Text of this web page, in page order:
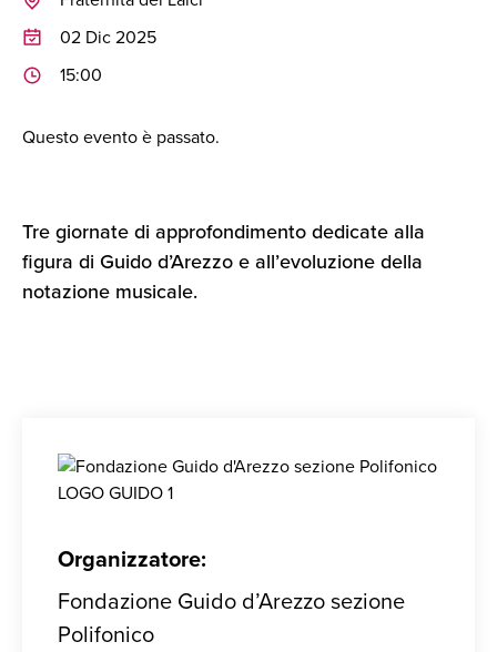
02 Dic 2025
15:00
Questo evento è passato.
Tre giornate di approfondimento dedicate alla
figura di Guido d’Arezzo e all’evoluzione della
notazione musicale.
Organizzatore:
Fondazione Guido d’Arezzo sezione
Polifonico